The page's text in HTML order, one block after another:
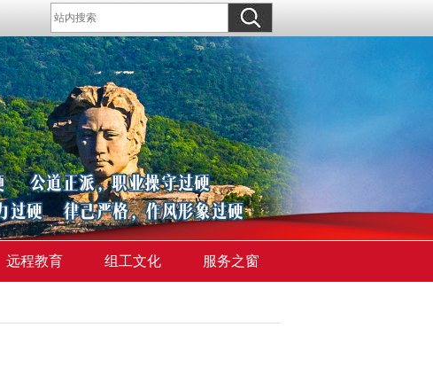
远程教育 组工文化 服务之窗